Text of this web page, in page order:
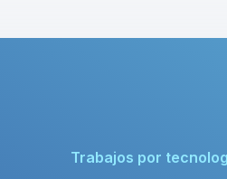
Trabajos por